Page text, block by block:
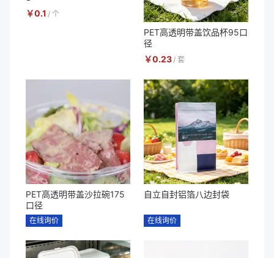
￥0.1 / 个
PET高透明带盖饮品杯95口
径
￥0.23 / 套
PET高透明带盖沙拉碗175
口径
在线询价
自立自封铝箔八边封袋
在线询价